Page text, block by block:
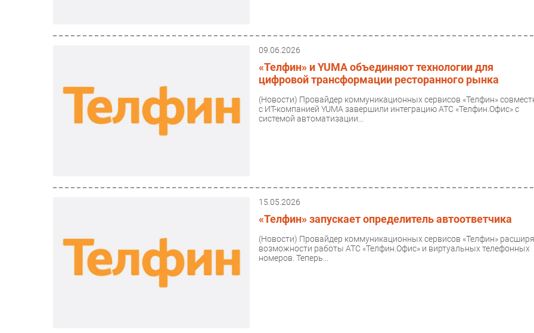
09.06.2026
«Телфин» и YUMA объединяют технологии для
цифровой трансформации ресторанного рынка
(Новости) Провайдер коммуникационных сервисов «Телфин»
с ИТ-компанией YUMA завершили интеграцию АТС «Телфин.Офис» с
системой автоматизации...
15.05.2026
«Телфин» запускает определитель автоответчика
(Новости) Провайдер коммуникационных сервисов «Телфин»
возможности работы АТС «Телфин.Офис» и виртуальных телефонных
номеров. Теперь...